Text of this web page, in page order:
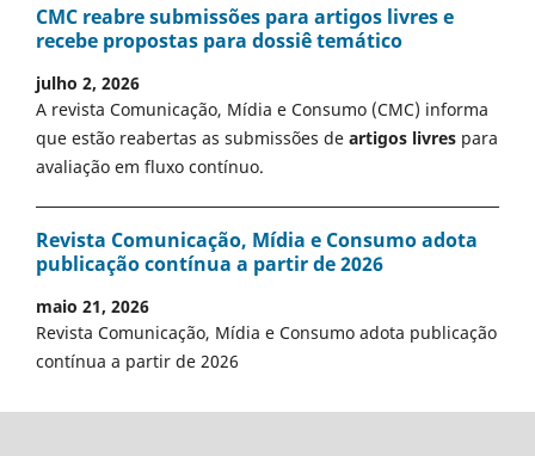
CMC reabre submissões para artigos livres e
recebe propostas para dossiê temático
julho 2, 2026
A revista Comunicação, Mídia e Consumo (CMC) informa
que estão reabertas as submissões de artigos livres para
avaliação em fluxo contínuo.
Revista Comunicação, Mídia e Consumo adota
publicação contínua a partir de 2026
maio 21, 2026
Revista Comunicação, Mídia e Consumo adota publicação
contínua a partir de 2026